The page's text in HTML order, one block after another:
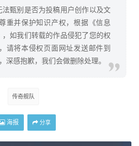
甄别是否为投稿用户创作以及文
重并保护知识产权，根据《信息
如我们转载的作品侵犯了您的权
请将本侵权页面网址发送邮件到
感抱歉，我们会做删除处理。
传奇舰队
海报 分享